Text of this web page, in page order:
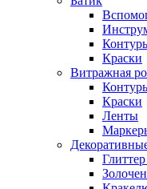
Краски
Витражная
Краски
Ленты